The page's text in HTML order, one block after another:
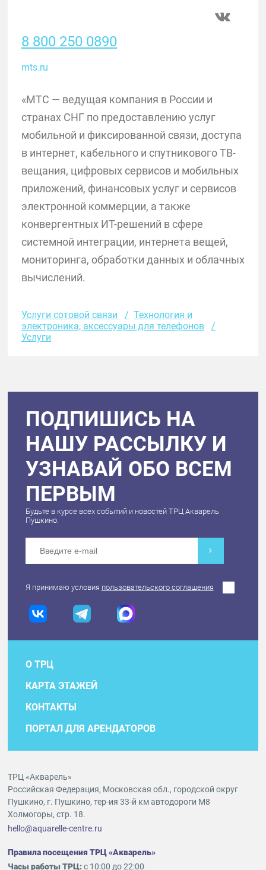
8 800 250 0890
mts.ru
«МТС — ведущая компания в России и
странах СНГ по предоставлению услуг
мобильной и фиксированной связи, доступа
в интернет, кабельного и спутникового ТВ-
вещания, цифровых сервисов и мобильных
приложений, финансовых услуг и сервисов
электронной коммерции, а также
конвергентных ИТ-решений в сфере
системной интеграции, интернета вещей,
мониторинга, обработки данных и облачных
вычислений.
Услуги сотовой связи
Технология и
электроника, аксессуары для телефонов
Услуги
ПОДПИШИСЬ НА
НАШУ РАССЫЛКУ И
УЗНАВАЙ ОБО ВСЕМ
ПЕРВЫМ
Будьте в курсе всех событий и новостей ТРЦ Акварель
Пушкино.
Я принимаю условия пользовательского соглашения
О ТРЦ
КАРТА ЭТАЖЕЙ
КОНТАКТЫ
ПОРТАЛ ДЛЯ АРЕНДАТОРОВ
ТРЦ «Акварель»
Российская Федерация, Московская обл., городской округ
Пушкино, г. Пушкино, тер-ия 33-й км автодороги М8
Холмогоры, стр. 18.
hello@aquarelle-centre.ru
Правила посещения ТРЦ «Акварель»
Часы работы ТРЦ:с 10:00 до 22:00